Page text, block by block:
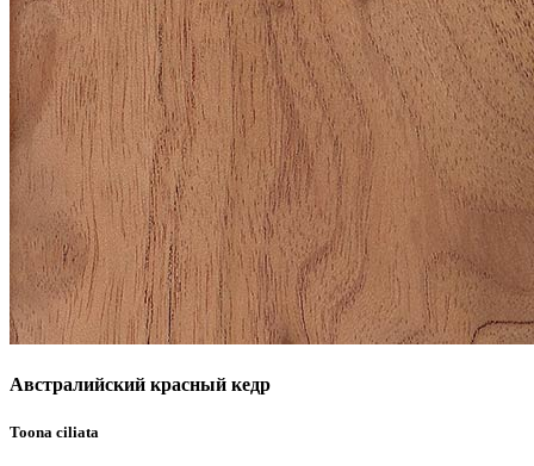
Австралийский красный кедр
Toona ciliata